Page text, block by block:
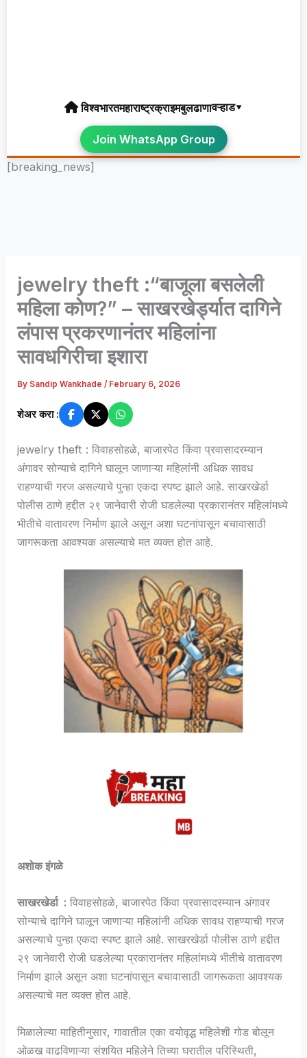
विश्वभारतमहाराष्ट्रक्राइमबुलढाणावऱ्हाड▾
Join WhatsApp Group
[breaking_news]
jewelry theft :“बाजूला बसलेली
महिला कोण?” – साखरखेर्ड्यात दागिने
लंपास प्रकरणानंतर महिलांना
सावधगिरीचा इशारा
By Sandip Wankhade/ February 6, 2026
शेअर करा :
jewelry theft : विवाहसोहळे, बाजारपेठ किंवा प्रवासादरम्यान
अंगावर सोन्याचे दागिने घालून जाणाऱ्या महिलांनी अधिक सावध
राहण्याची गरज असल्याचे पुन्हा एकदा स्पष्ट झाले आहे. साखरखेर्डा
पोलीस ठाणे हद्दीत २९ जानेवारी रोजी घडलेल्या प्रकारानंतर महिलांमध्ये
भीतीचे वातावरण निर्माण झाले असून अशा घटनांपासून बचावासाठी
जागरूकता आवश्यक असल्याचे मत व्यक्त होत आहे.
अशोक इंगळे
साखरखेर्डा : विवाहसोहळे, बाजारपेठ किंवा प्रवासादरम्यान अंगावर
सोन्याचे दागिने घालून जाणाऱ्या महिलांनी अधिक सावध राहण्याची गरज
असल्याचे पुन्हा एकदा स्पष्ट झाले आहे. साखरखेर्डा पोलीस ठाणे हद्दीत
२९ जानेवारी रोजी घडलेल्या प्रकारानंतर महिलांमध्ये भीतीचे वातावरण
निर्माण झाले असून अशा घटनांपासून बचावासाठी जागरूकता आवश्यक
असल्याचे मत व्यक्त होत आहे.
मिळालेल्या माहितीनुसार, गावातील एका वयोवृद्ध महिलेशी गोड बोलून
ओळख वाढविणाऱ्या संशयित महिलेने तिच्या घरातील परिस्थिती,